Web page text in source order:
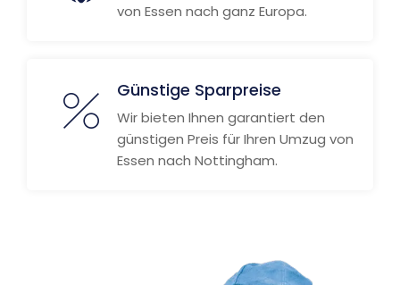
von Essen nach ganz Europa.
Günstige Sparpreise
Wir bieten Ihnen garantiert den
günstigen Preis für Ihren Umzug von
Essen nach Nottingham.